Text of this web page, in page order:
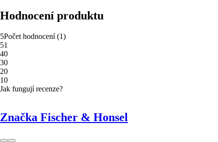
Hodnocení produktu
5Počet hodnocení(1)
51
40
30
20
10
Jak fungují recenze?
Značka Fischer & Honsel